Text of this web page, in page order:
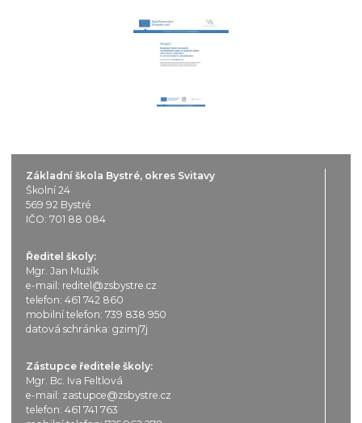
Základní škola Bystré, okres Svitavy
Školní 24
569 92 Bystré
IČO: 701 88 084
Ředitel školy:
Mgr. Jan Mužík
e-mail: reditel@zsbystre.cz
telefon: 461 742 860
mobilní telefon: 739 838 950
datová schránka: gzimj7j
Zástupce ředitele školy:
Mgr. Bc. Iva Feltlová
e-mail: zastupce@zsbystre.cz
telefon: 461 741 763